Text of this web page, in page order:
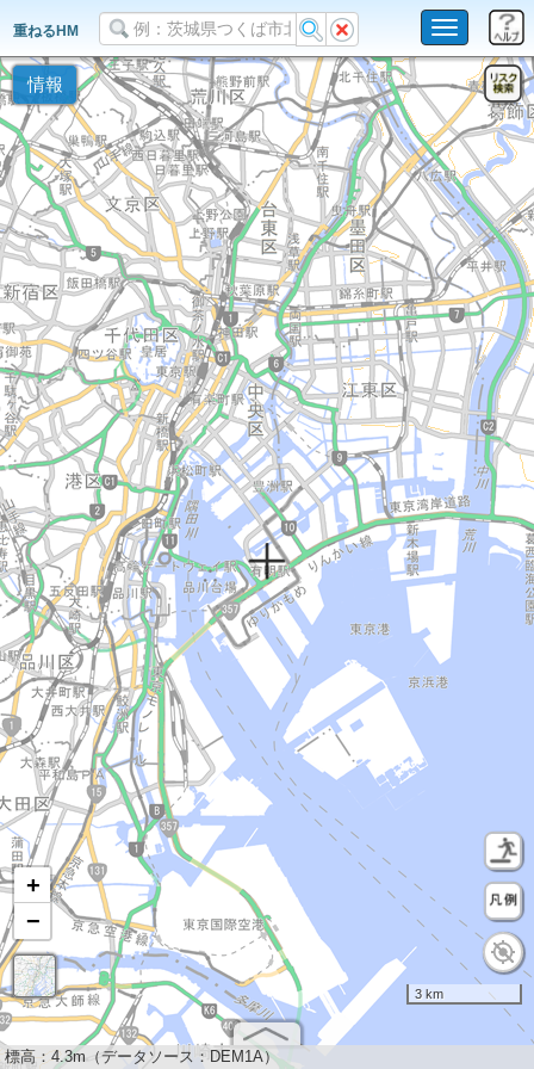
Toggle
navigation
重ねるHM
情報
+
−
3 km
標高： 4.3m（データソース：DEM1A）